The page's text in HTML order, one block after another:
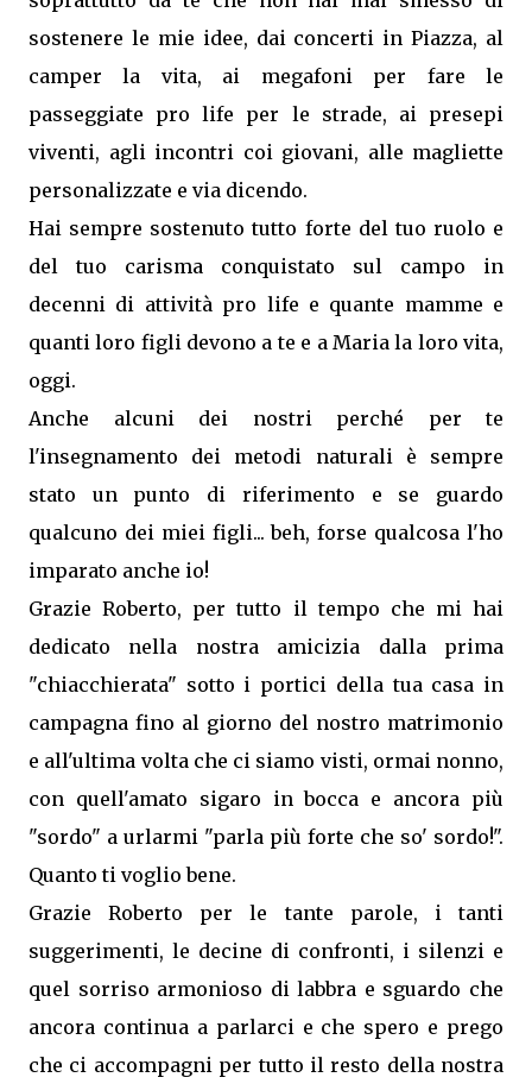
sostenere le mie idee, dai concerti in Piazza, al
camper la vita, ai megafoni per fare le
passeggiate pro life per le strade, ai presepi
viventi, agli incontri coi giovani, alle magliette
personalizzate e via dicendo.
Hai sempre sostenuto tutto forte del tuo ruolo e
del tuo carisma conquistato sul campo in
decenni di attività pro life e quante mamme e
quanti loro figli devono a te e a Maria la loro vita,
oggi.
Anche alcuni dei nostri perché per te
l'insegnamento dei metodi naturali è sempre
stato un punto di riferimento e se guardo
qualcuno dei miei figli... beh, forse qualcosa l'ho
imparato anche io!
Grazie Roberto, per tutto il tempo che mi hai
dedicato nella nostra amicizia dalla prima
"chiacchierata" sotto i portici della tua casa in
campagna fino al giorno del nostro matrimonio
e all'ultima volta che ci siamo visti, ormai nonno,
con quell'amato sigaro in bocca e ancora più
"sordo" a urlarmi "parla più forte che so' sordo!".
Quanto ti voglio bene.
Grazie Roberto per le tante parole, i tanti
suggerimenti, le decine di confronti, i silenzi e
quel sorriso armonioso di labbra e sguardo che
ancora continua a parlarci e che spero e prego
che ci accompagni per tutto il resto della nostra